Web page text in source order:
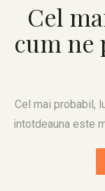
Cel
cum ne
Cel mai probabil,
intotdeauna este